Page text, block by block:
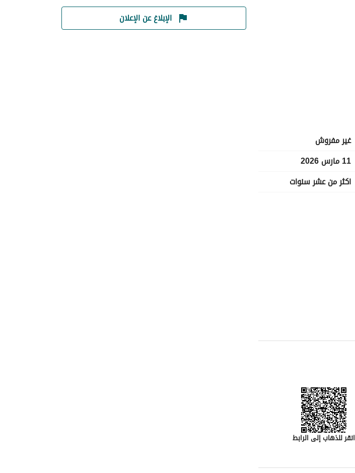
غير مفروش
11 مارس 2026
اكثر من عشر سنوات
انقر للذهاب إلى الرابط
الإبلاغ عن الإعلان